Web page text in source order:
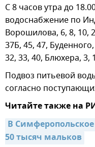
С 8 часов утра до
водоснабжение по
Ворошилова, 6, 8, 10,
37Б, 45, 47,
32, 33, 40, Блюхера, 3,
Подвоз питьевой
согласно
Читайте также на
В
50 тысяч мальков